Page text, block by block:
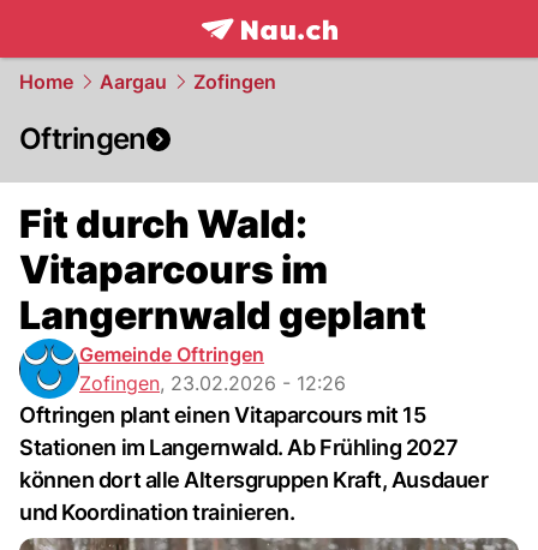
frontpage.NAU.ch
Home Aargau Zofingen
Oftringen
Fit durch Wald:
Vitaparcours im
Langernwald geplant
Gemeinde Oftringen
Zofingen, 23.02.2026 - 12:26
Oftringen plant einen Vitaparcours mit 15
Stationen im Langernwald. Ab Frühling 2027
können dort alle Altersgruppen Kraft, Ausdauer
und Koordination trainieren.